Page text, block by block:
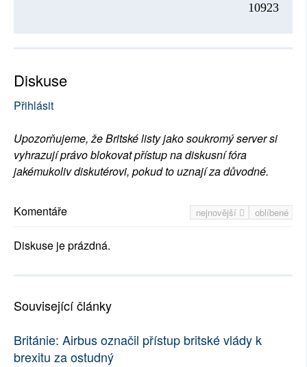
10923
Diskuse
Přihlásit
Upozorňujeme, že Britské listy jako soukromý server si
vyhrazují právo blokovat přístup na diskusní fóra
jakémukoliv diskutérovi, pokud to uznají za důvodné.
nejnovější oblíbené
Komentáře
Diskuse je prázdná.
Související články
Británie: Airbus označil přístup britské vlády k
brexitu za ostudný